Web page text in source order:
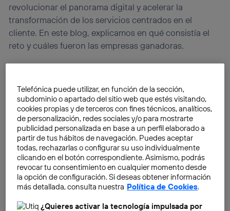
revolucionar el panorama digital y acelerar la
transformación de los servicios centrados en el
cliente. En este blog, explicamos en qué consistía el
reto y cuáles fueron las empresas ganadoras.
Telefónica puede utilizar, en función de la sección,
subdominio o apartado del sitio web que estés visitando,
cookies propias y de terceros con fines técnicos, analíticos,
de personalización, redes sociales y/o para mostrarte
publicidad personalizada en base a un perfil elaborado a
partir de tus hábitos de navegación. Puedes aceptar
todas, rechazarlas o configurar su uso individualmente
clicando en el botón correspondiente. Asimismo, podrás
revocar tu consentimiento en cualquier momento desde
la opción de configuración. Si deseas obtener información
más detallada, consulta nuestra Política de Cookies.
¿Quieres activar la tecnología impulsada por